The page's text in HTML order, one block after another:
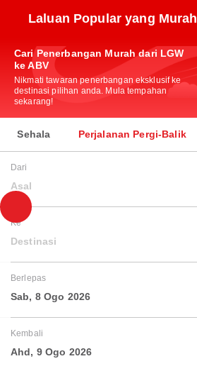
Laluan Popular yang Murah
Cari Penerbangan Murah dari LGW
ke ABV
Nikmati tawaran penerbangan eksklusif ke
destinasi pilihan anda. Mula tempahan
sekarang!
Sehala Perjalanan Pergi-Balik
Dari
Asal
Ke
Destinasi
Berlepas
Sab, 8 Ogo 2026
Kembali
Ahd, 9 Ogo 2026